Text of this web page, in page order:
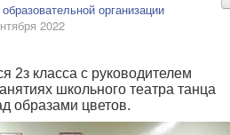
организации
2022
2з класса с руководителем
школьного театра танца
образами цветов.